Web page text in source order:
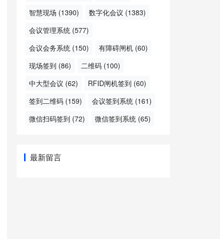
智慧现场 (1390) 数字化会议 (1383)
会议管理系统(577)
会议会务系统(150) 有障碍闸机(60)
现场签到 (86) 二维码(100)
中大型会议 (62) RFID闸机签到 (60)
签到二维码(159) 会议签到系统(161)
微信扫码签到 (72) 微信签到系统(65)
最新留言